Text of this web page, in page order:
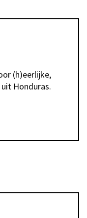
(h)eerlijke,
Honduras.